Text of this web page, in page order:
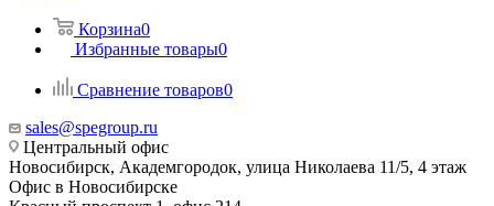
Корзина0
Избранные товары0
Сравнение товаров0
sales@spegroup.ru
Центральный офис
Новосибирск, Академгородок, улица Николаева 11/5, 4 этаж
Офис в Новосибирске